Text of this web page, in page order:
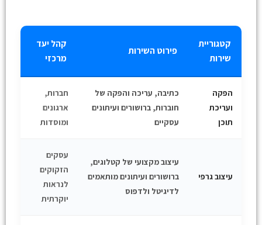
קטגוריית
שירות
פירוט השירות
קהל יעד
מרכזי
הפקה
ועריכת
תוכן
כתיבה, עריכה והפקה של
חוברות, ברושורים ועיתונים
עסקיים
חברות,
ארגונים
ומוסדות
עיצוב גרפי
עיצוב מקצועי של קטלוגים,
ברושורים ועיתונים מותאמים
לדיגיטל ולדפוס
עסקים
הזקוקים
לנראות
יוקרתית